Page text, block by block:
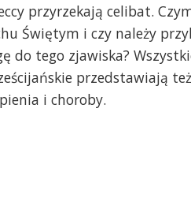
przyrzekają celibat.
Świętym i czy należy
do tego zjawiska?
przedstawiają
i choroby.